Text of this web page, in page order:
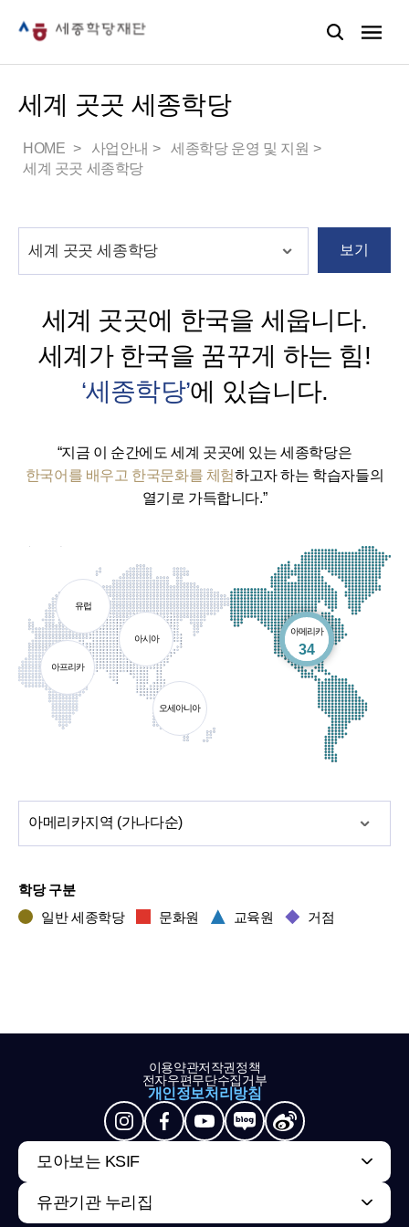
세계 곳곳 세종학당
HOME 사업안내
세종학당 운영 및 지원
세계 곳곳 세종학당
보기
세계 곳곳에 한국을 세웁니다.
세계가 한국을 꿈꾸게 하는 힘!
‘세종학당’에 있습니다.
“지금 이 순간에도 세계 곳곳에 있는 세종학당은
한국어를 배우고 한국문화를 체험하고자 하는 학습자들의
열기로 가득합니다.”
아메리카
34
개소
유럽
아프리카
아시아
오세아니아
아메리카지역 (가나다순)
학당 구분
일반 세종학당
문화원 교육원 거점
이용약관저작권정책
전자우편무단수집거부
개인정보처리방침
모아보는 KSIF
유관기관 누리집